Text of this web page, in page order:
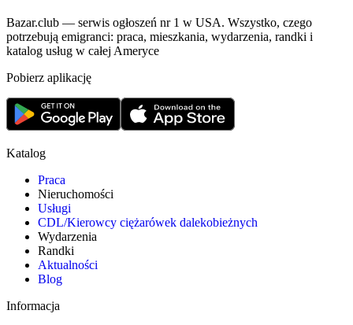
Bazar.club — serwis ogłoszeń nr 1 w USA. Wszystko, czego
potrzebują emigranci: praca, mieszkania, wydarzenia, randki i
katalog usług w całej Ameryce
Pobierz aplikację
Katalog
Praca
Nieruchomości
Usługi
CDL/Kierowcy ciężarówek dalekobieżnych
Wydarzenia
Randki
Aktualności
Blog
Informacja